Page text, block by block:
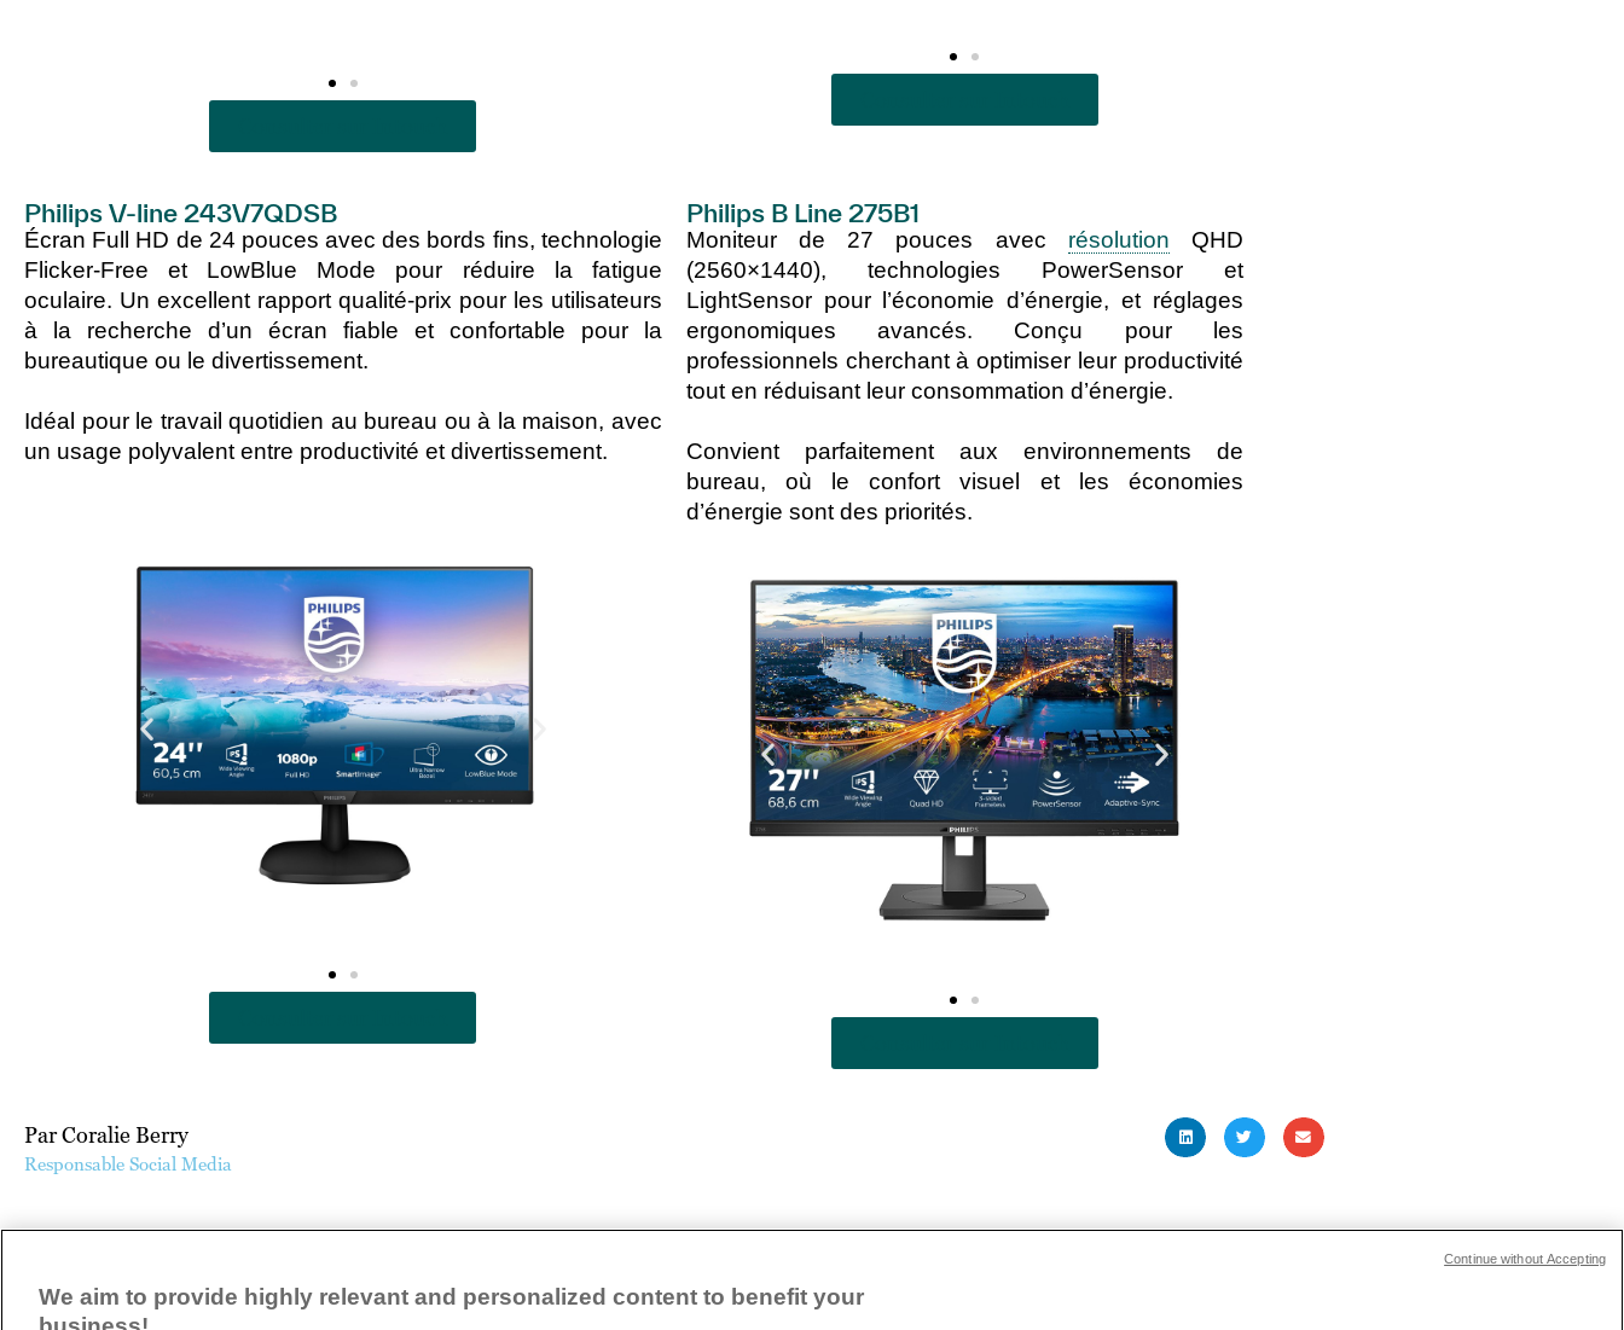
Philips V-line 243V7QDSB
Écran Full HD de 24 pouces avec des bords fins, technologie
Flicker-Free et LowBlue Mode pour réduire la fatigue
oculaire. Un excellent rapport qualité-prix pour les utilisateurs
à la recherche d’un écran fiable et confortable pour la
bureautique ou le divertissement.
Idéal pour le travail quotidien au bureau ou à la maison, avec
un usage polyvalent entre productivité et divertissement.
Philips B Line 275B1
Moniteur de 27 pouces avec résolution QHD
(2560×1440), technologies PowerSensor et
LightSensor pour l’économie d’énergie, et réglages
ergonomiques avancés. Conçu pour les
professionnels cherchant à optimiser leur productivité
tout en réduisant leur consommation d’énergie.
Convient parfaitement aux environnements de
bureau, où le confort visuel et les économies
d’énergie sont des priorités.
Par Coralie Berry
Responsable Social Media
We aim to provide highly relevant and personalized content to benefit your
Continue without Accepting